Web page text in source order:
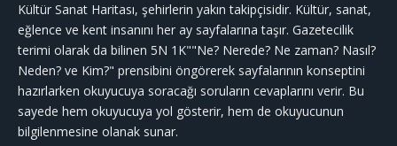
Kültür Sanat Haritası, şehirlerin yakın takipçisidir. Kültür, sanat,
eğlence ve kent insanını her ay sayfalarına taşır. Gazetecilik
terimi olarak da bilinen 5N 1K""Ne? Nerede? Ne zaman? Nasıl?
Neden? ve Kim?" prensibini öngörerek sayfalarının konseptini
hazırlarken okuyucuya soracağı soruların cevaplarını verir. Bu
sayede hem okuyucuya yol gösterir, hem de okuyucunun
bilgilenmesine olanak sunar.